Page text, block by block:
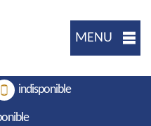
MENU
indisponible